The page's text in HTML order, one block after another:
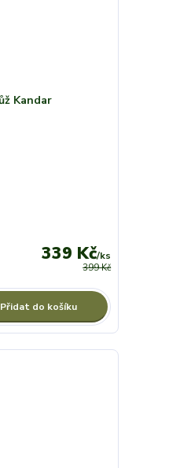
399 Kč
339 Kč/ks
Přidat do košíku